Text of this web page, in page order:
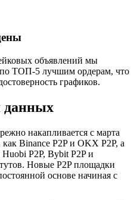
объявлений мы
ТОП-5 лучшим ордерам, что
графиков.
данных
накапливается с марта
как Binance P2P и OKX P2P, а
Huobi P2P, Bybit P2P и
Новые P2P площадки
основе начиная с